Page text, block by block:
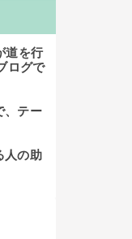
道を行
ログで
、テー
人の助